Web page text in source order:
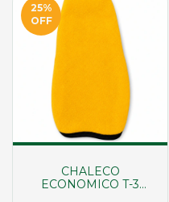
25%
OFF
CHALECO
ECONOMICO T-3